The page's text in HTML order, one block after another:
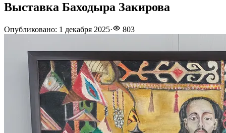
Выставка Баходыра Закирова
Опубликовано: 1 декабря 2025· 803